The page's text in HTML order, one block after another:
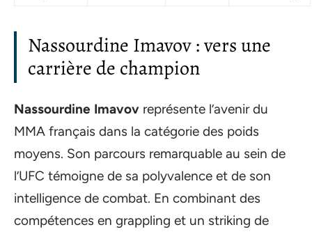
Nassourdine Imavov : vers une
carrière de champion
Nassourdine Imavov représente l’avenir du
MMA français dans la catégorie des poids
moyens. Son parcours remarquable au sein de
l’UFC témoigne de sa polyvalence et de son
intelligence de combat. En combinant des
compétences en grappling et un striking de